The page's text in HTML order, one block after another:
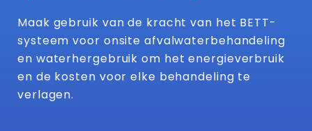
Maak gebruik van de kracht van het BETT-
systeem voor onsite afvalwaterbehandeling
en waterhergebruik om het energieverbruik
en de kosten voor elke behandeling te
verlagen.